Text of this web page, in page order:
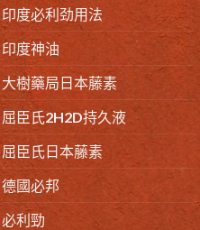
印度必利劲用法
印度神油
大樹藥局日本藤素
屈臣氏2H2D持久液
屈臣氏日本藤素
德國必邦
必利勁